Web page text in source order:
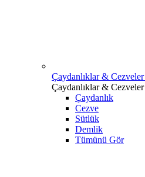
Çaydanlıklar & Cezveler
Çaydanlıklar & Cezveler
Çaydanlık
Cezve
Sütlük
Demlik
Tümünü Gör